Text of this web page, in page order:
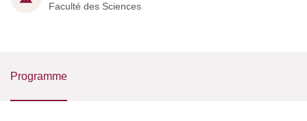
Faculté des Sciences
Programme